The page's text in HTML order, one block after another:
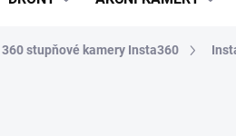
360 stupňové kamery Insta360